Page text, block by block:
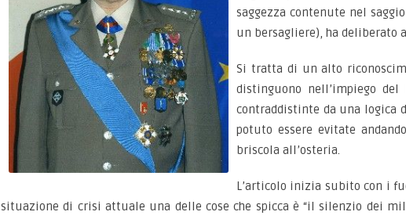
saggezza contenute nel
un bersagliere), ha deliberato
Si tratta di un alto
distinguono nell’impiego
contraddistinte da una logica
potuto essere evitate
briscola all’osteria.
L’articolo inizia subito con i
situazione di crisi attuale una delle cose che spicca è “il silenzio dei